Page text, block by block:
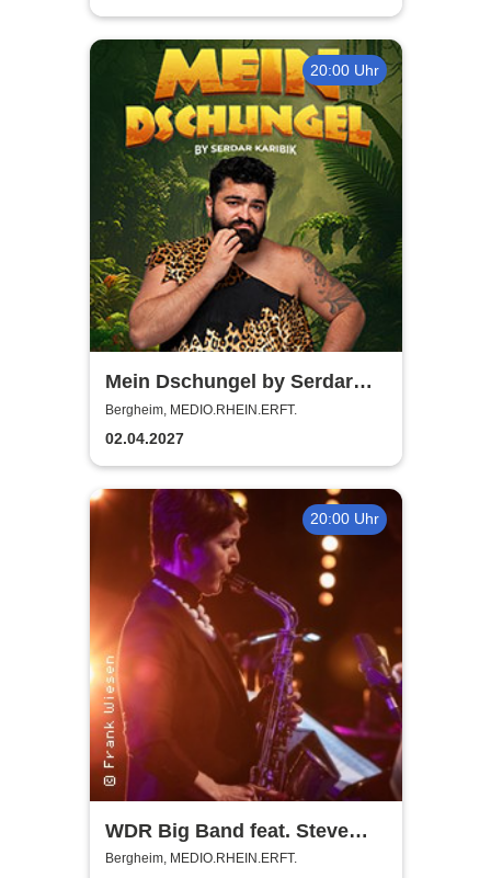
20:00 Uhr
Mein Dschungel by Serdar
Karibik
Bergheim, MEDIO.RHEIN.ERFT.
02.04.2027
20:00 Uhr
WDR Big Band feat. Steve
Gadd - Master of Groove
Bergheim, MEDIO.RHEIN.ERFT.